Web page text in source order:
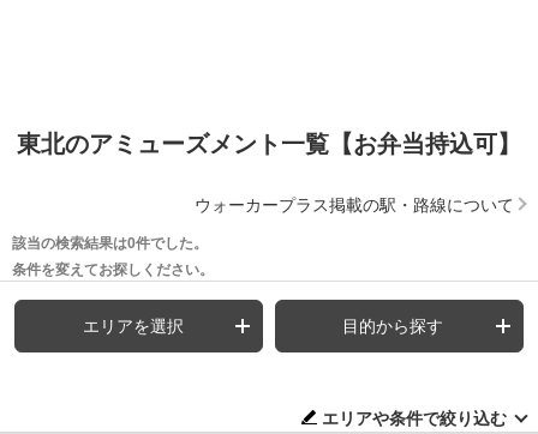
東北のアミューズメント一覧【お弁当持込可】
ウォーカープラス掲載の駅・路線について
該当の検索結果は0件でした。
条件を変えてお探しください。
エリアを選択 目的から探す
エリアや条件で絞り込む